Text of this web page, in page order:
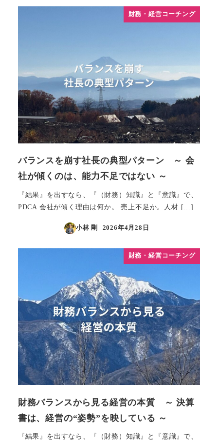
財務・経営コーチング
バランスを崩す社長の典型パターン ～ 会
社が傾くのは、能力不足ではない ～
『結果』を出すなら、『（財務）知識』と『意識』で、
PDCA 会社が傾く理由は何か。 売上不足か。人材 […]
小林 剛
投稿日
2026年4月28日
財務・経営コーチング
財務バランスから見る経営の本質 ～ 決算
書は、経営の“姿勢”を映している ～
『結果』を出すなら、『（財務）知識』と『意識』で、